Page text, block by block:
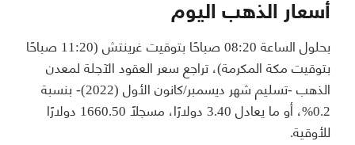
أسعار الذهب اليوم
بحلول الساعة 08:20 صباحًا بتوقيت غرينتش (11:20 صباحًا
بتوقيت مكة المكرمة)، تراجع سعر العقود الآجلة لمعدن
الذهب -تسليم شهر ديسمبر/كانون الأول (2022)- بنسبة
0.2%، أو ما يعادل 3.40 دولارًا، مسجلًا 1660.50 دولارًا
للأوقية.